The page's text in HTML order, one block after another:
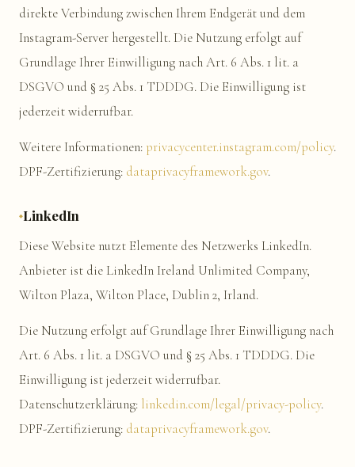
direkte Verbindung zwischen Ihrem Endgerät und dem
Instagram-Server hergestellt. Die Nutzung erfolgt auf
Grundlage Ihrer Einwilligung nach Art. 6 Abs. 1 lit. a
DSGVO und § 25 Abs. 1 TDDDG. Die Einwilligung ist
jederzeit widerrufbar.
Weitere Informationen: privacycenter.instagram.com/policy.
DPF-Zertifizierung: dataprivacyframework.gov.
LinkedIn
Diese Website nutzt Elemente des Netzwerks LinkedIn.
Anbieter ist die LinkedIn Ireland Unlimited Company,
Wilton Plaza, Wilton Place, Dublin 2, Irland.
Die Nutzung erfolgt auf Grundlage Ihrer Einwilligung nach
Art. 6 Abs. 1 lit. a DSGVO und § 25 Abs. 1 TDDDG. Die
Einwilligung ist jederzeit widerrufbar.
Datenschutzerklärung: linkedin.com/legal/privacy-policy.
DPF-Zertifizierung: dataprivacyframework.gov.